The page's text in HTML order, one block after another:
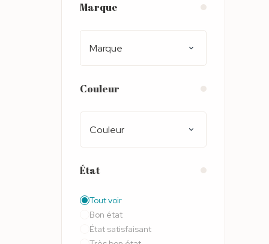
Marque
Marque
Couleur
Couleur
État
Tout voir
Bon état
État satisfaisant